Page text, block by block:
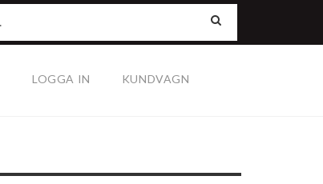
LOGGA IN KUNDVAGN